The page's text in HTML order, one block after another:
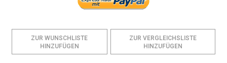
ZUR WUNSCHLISTE
HINZUFÜGEN
ZUR VERGLEICHSLISTE
HINZUFÜGEN